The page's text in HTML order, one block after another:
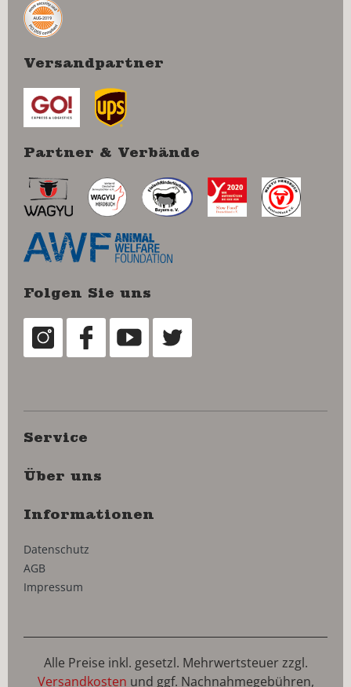
Versandpartner
Partner & Verbände
Folgen Sie uns
Service
Über uns
Informationen
Datenschutz
AGB
Impressum
Alle Preise inkl. gesetzl. Mehrwertsteuer zzgl.
Versandkosten und ggf. Nachnahmegebühren,